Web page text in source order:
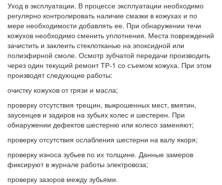
Уход в эксплуатации. В процессе эксплуатации необходимо
регулярно контролировать наличие смазки в кожухах и по
мере необходимости добавлять ее. При обнаружении течи
кожухов необходимо сменить уплотнения. Места повреждений
зачистить и заклеить стеклотканью на эпоксидной или
полиэфирной смоле. Осмотр зубчатой передачи производить
через один текущий ремонт ТР-1 со съемом кожуха. При этом
производят следующие работы:
очистку кожухов от грязи и масла;
проверку отсутствия трещин, выкрошенных мест, вмятин,
заусенцев и задиров на зубьях колес и шестерен. При
обнаружении дефектов шестерню или колесо заменяют;
проверку отсутствия ослабления шестерни на валу якоря;
проверку износа зубьев по их толщине. Данные замеров
фиксируют в журнале работы электровоза;
проверку зазоров между зубьями.